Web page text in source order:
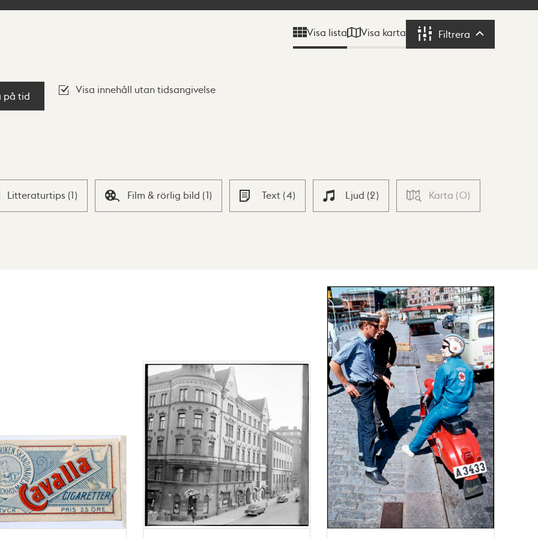
Visa lista Visa karta Filtrera Filtrera
på tid
Visa innehåll utan tidsangivelse
Litteraturtips (1) Film & rörlig bild (1) Text (4) Ljud (2) Karta (0)